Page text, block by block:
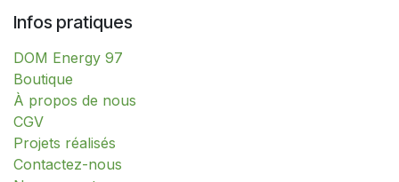
Infos pratiques
DOM Energy 97
​​​​​​​​​​​​​​​​​​​​​​​​​​​​​​​​​​​​​​​​​​​​​​​​​​​​​​​​​​​​​​​​​​​​​​​B​o​ut​i​q​u​e​
À propos de nous
CGV
Projets réalisés
Contactez-nous